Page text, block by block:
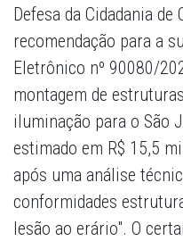
Defesa da Cidadania
recomendação para a
Eletrônico nº 90080/
montagem de
iluminação para o São
estimado em R$ 15,5
após uma análise
conformidades
lesão ao erário". O